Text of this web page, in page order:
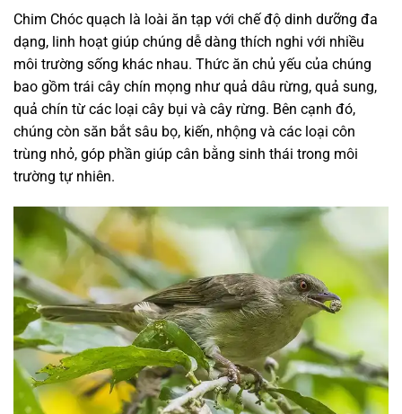
Chim Chóc quạch là loài ăn tạp với chế độ dinh dưỡng đa
dạng, linh hoạt giúp chúng dễ dàng thích nghi với nhiều
môi trường sống khác nhau. Thức ăn chủ yếu của chúng
bao gồm trái cây chín mọng như quả dâu rừng, quả sung,
quả chín từ các loại cây bụi và cây rừng. Bên cạnh đó,
chúng còn săn bắt sâu bọ, kiến, nhộng và các loại côn
trùng nhỏ, góp phần giúp cân bằng sinh thái trong môi
trường tự nhiên.